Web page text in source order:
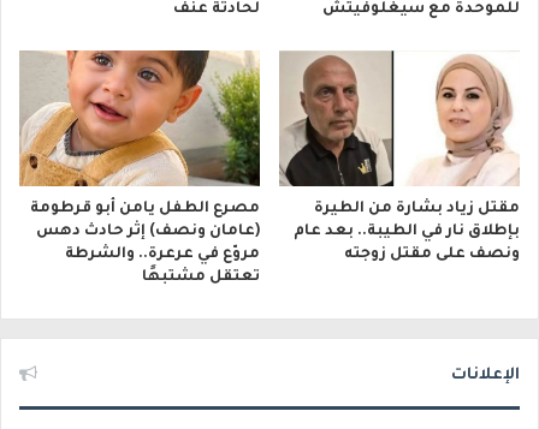
للموحدة مع سيغلوفيتش
لحادثة عنف
مقتل زياد بشارة من الطيرة
بإطلاق نار في الطيبة.. بعد عام
ونصف على مقتل زوجته
مصرع الطفل يامن أبو قرطومة
(عامان ونصف) إثر حادث دهس
مروّع في عرعرة.. والشرطة
تعتقل مشتبهًا
الإعلانات